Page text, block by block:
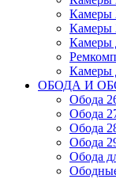
Камеры
Камеры
Камеры
Камеры
ОБОДА И
Обода
Обода
Обода
Обода
Обода